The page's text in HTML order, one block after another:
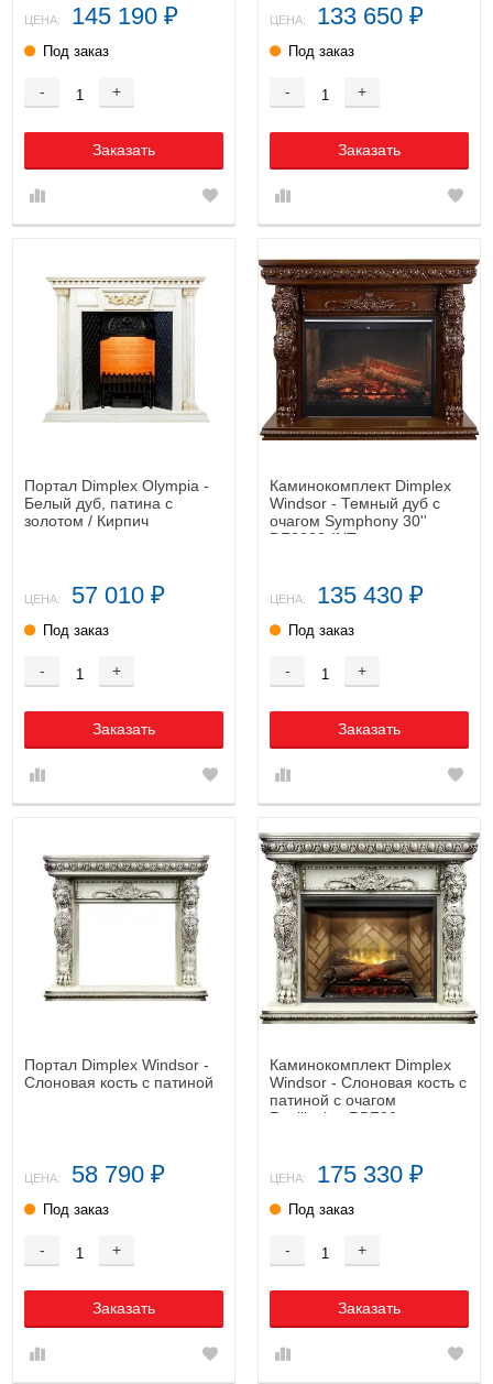
ЦЕНА: 145 190 ₽
Под заказ
- +
Заказать
ЦЕНА: 133 650 ₽
Под заказ
- +
Заказать
Портал Dimplex Olympia -
Белый дуб, патина с
золотом / Кирпич
ЦЕНА: 57 010 ₽
Под заказ
- +
Заказать
Каминокомплект Dimplex
Windsor - Темный дуб с
очагом Symphony 30''
DF3020-INT
ЦЕНА: 135 430 ₽
Под заказ
- +
Заказать
Портал Dimplex Windsor -
Слоновая кость с патиной
ЦЕНА: 58 790 ₽
Под заказ
- +
Заказать
Каминокомплект Dimplex
Windsor - Слоновая кость с
патиной с очагом
Revillusion RBF30
ЦЕНА: 175 330 ₽
Под заказ
- +
Заказать